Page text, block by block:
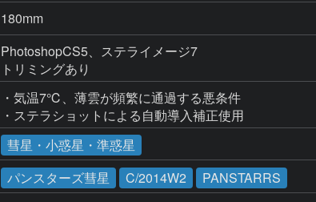
180mm
PhotoshopCS5、ステライメージ7
トリミングあり
・気温7℃、薄雲が頻繁に通過する悪条件
・ステラショットによる自動導入補正使用
彗星・小惑星・準惑星
パンスターズ彗星 C/2014W2 PANSTARRS